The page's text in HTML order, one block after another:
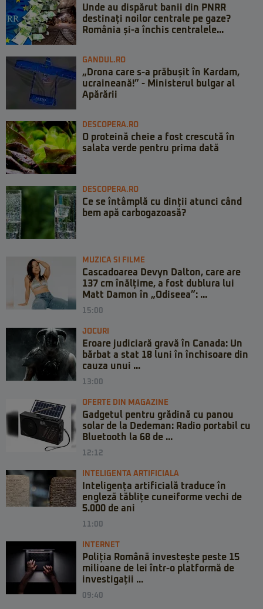
Unde au dispărut banii din PNRR
destinați noilor centrale pe gaze?
România și-a închis centralele...
GANDUL.RO
„Drona care s-a prăbușit în Kardam,
ucraineană!” - Ministerul bulgar al
Apărării
DESCOPERA.RO
O proteină cheie a fost crescută în
salata verde pentru prima dată
DESCOPERA.RO
Ce se întâmplă cu dinții atunci când
bem apă carbogazoasă?
MUZICA SI FILME
Cascadoarea Devyn Dalton, care are
137 cm înălțime, a fost dublura lui
Matt Damon în „Odiseea”: ...
15:00
JOCURI
Eroare judiciară gravă în Canada: Un
bărbat a stat 18 luni în închisoare din
cauza unui ...
13:00
OFERTE DIN MAGAZINE
Gadgetul pentru grădină cu panou
solar de la Dedeman: Radio portabil cu
Bluetooth la 68 de ...
12:12
INTELIGENTA ARTIFICIALA
Inteligența artificială traduce în
engleză tăblițe cuneiforme vechi de
5.000 de ani
11:00
INTERNET
Poliția Română investește peste 15
milioane de lei într-o platformă de
investigații ...
09:40